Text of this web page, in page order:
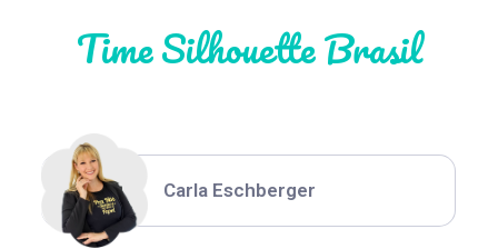
Time Silhouette Brasil
Thiara Ney
Carla Eschberger